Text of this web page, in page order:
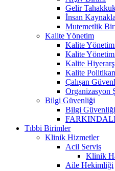
Gelir
İnsan
Mutemetlik
Kalite Yönetim
Kalite
Kalite Yönetim
Kalite
Kalite
Çalışan
Organizasyon
Bilgi Güvenliği
Bilgi
Tıbbi Birimler
Klinik Hizmetler
Acil Servis
Klinik
Aile Hekimliği